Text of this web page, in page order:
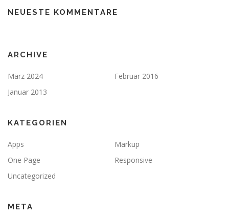
NEUESTE KOMMENTARE
ARCHIVE
März 2024
Februar 2016
Januar 2013
KATEGORIEN
Apps
Markup
One Page
Responsive
Uncategorized
META